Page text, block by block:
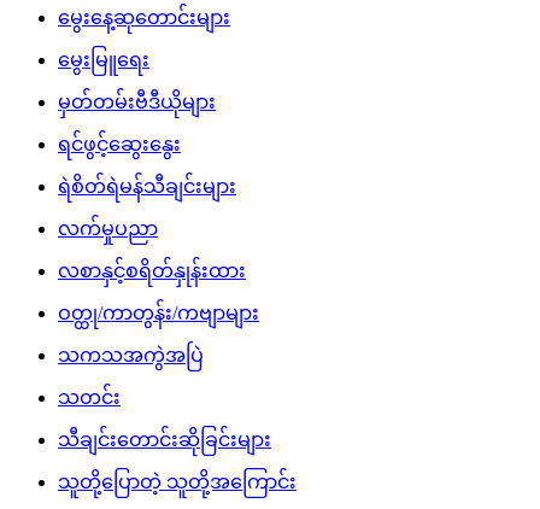
မွေးနေ့ဆုတောင်းများ
မွေးမြူရေး
မှတ်တမ်းဗီဒီယိုများ
ရင်ဖွင့်ဆွေးနွေး
ရဲစိတ်ရဲမန်သီချင်းများ
လက်မှုပညာ
လစာနှင့်စရိတ်နှုန်းထား
ဝတ္ထု/ကာတွန်း/ကဗျာများ
သကသအကွဲအပြဲ
သတင်း
သီချင်းတောင်းဆိုခြင်းများ
သူတို့ပြောတဲ့ သူတို့အကြောင်း